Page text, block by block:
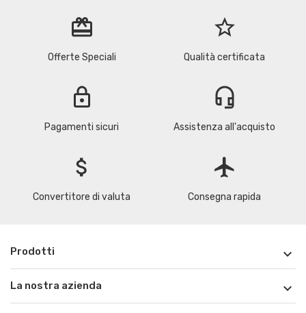
redeem
Offerte Speciali
star_border
Qualità certificata
lock
Pagamenti sicuri
headset_mic
Assistenza all'acquisto
attach_money
Convertitore di valuta
flight
Consegna rapida
Prodotti 
La nostra azienda 